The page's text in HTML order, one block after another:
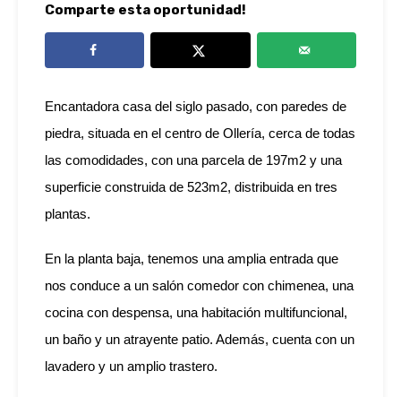
Comparte esta oportunidad!
Encantadora casa del siglo pasado, con paredes de
piedra, situada en el centro de Ollería, cerca de todas
las comodidades, con una parcela de 197m2 y una
superficie construida de 523m2, distribuida en tres
plantas.
En la planta baja, tenemos una amplia entrada que
nos conduce a un salón comedor con chimenea, una
cocina con despensa, una habitación multifuncional,
un baño y un atrayente patio. Además, cuenta con un
lavadero y un amplio trastero.